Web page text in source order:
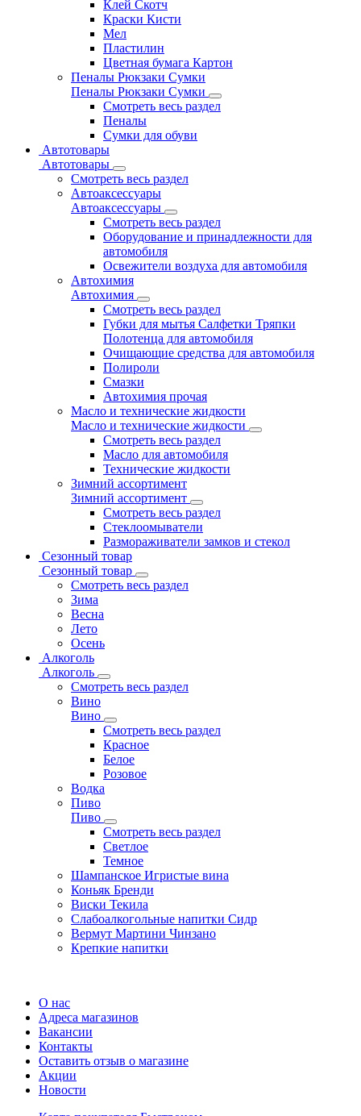
Клей Скотч
Краски Кисти
Мел
Пластилин
Цветная бумага Картон
Пеналы Рюкзаки Сумки
Пеналы Рюкзаки Сумки
Смотреть весь раздел
Пеналы
Сумки для обуви
Автотовары
Автотовары
Смотреть весь раздел
Автоаксессуары
Автоаксессуары
Смотреть весь раздел
Оборудование и принадлежности для
автомобиля
Освежители воздуха для автомобиля
Автохимия
Автохимия
Смотреть весь раздел
Губки для мытья Салфетки Тряпки
Полотенца для автомобиля
Очищающие средства для автомобиля
Полироли
Смазки
Автохимия прочая
Масло и технические жидкости
Масло и технические жидкости
Смотреть весь раздел
Масло для автомобиля
Технические жидкости
Зимний ассортимент
Зимний ассортимент
Смотреть весь раздел
Стеклоомыватели
Размораживатели замков и стекол
Сезонный товар
Сезонный товар
Смотреть весь раздел
Зима
Весна
Лето
Осень
Алкоголь
Алкоголь
Смотреть весь раздел
Вино
Вино
Смотреть весь раздел
Красное
Белое
Розовое
Водка
Пиво
Пиво
Смотреть весь раздел
Cветлое
Темное
Шампанское Игристые вина
Коньяк Бренди
Виски Текила
Слабоалкогольные напитки Сидр
Вермут Мартини Чинзано
Крепкие напитки
О нас
Адреса магазинов
Вакансии
Контакты
Оставить отзыв о магазине
Акции
Новости